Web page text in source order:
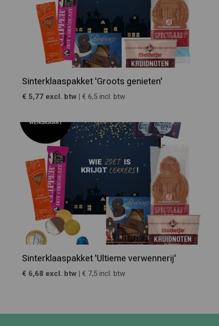
Sinterklaaspakket 'Groots genieten'
€ 5,77 excl. btw | € 6,5 incl. btw
Sinterklaaspakket 'Ultieme verwennerij'
€ 6,68 excl. btw | € 7,5 incl. btw